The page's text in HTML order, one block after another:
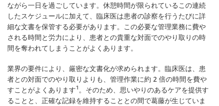
ながら一日を過ごしています。休憩時間が限られているこの連続
したスケジュールに加えて、臨床医は患者の診察を行うたびに詳
細な文書を保管する必要があります。この必要な管理業務に費や
される時間と労力により、患者との貴重な対面でのやり取りの時
間を奪われてしまうことがよくあります。
業界の要件により、厳密な文書化が求められます。臨床医は、患
者との対面でのやり取りよりも、管理作業に約 2 倍の時間を費や
すことがよくあります1 。そのため、思いやりのあるケアを提供す
ることと、正確な記録を維持することとの間で葛藤が生じていま